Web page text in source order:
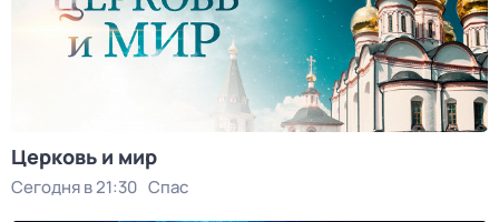
Церковь и мир
Сегодня в 21:30 Спас